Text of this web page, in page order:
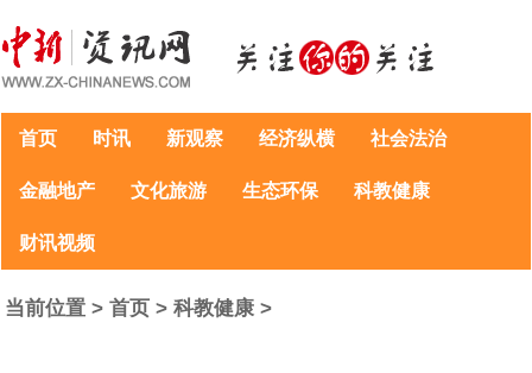
首页 时讯 新观察 经济纵横 社会法治
金融地产 文化旅游 生态环保 科教健康
财讯视频
当前位置 >首页 >科教健康 >